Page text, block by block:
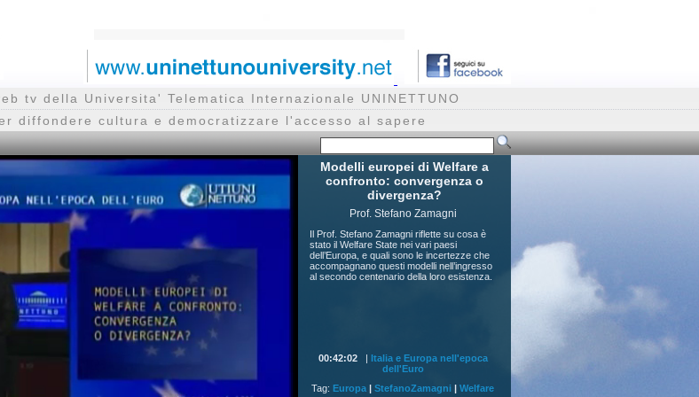
tv della Universita' Telematica Internazionale UNINETTUNO
diffondere cultura e democratizzare l'accesso al sapere
Modelli europei di Welfare a
confronto: convergenza o
divergenza?
Prof. Stefano Zamagni
Il Prof. Stefano Zamagni riflette su cosa è
stato il Welfare State nei vari paesi
dell’Europa, e quali sono le incertezze che
accompagnano questi modelli nell’ingresso
al secondo centenario della loro esistenza.
00:42:02| Italia e Europa nell'epoca
dell'Euro
Tag: Europa | StefanoZamagni | Welfare